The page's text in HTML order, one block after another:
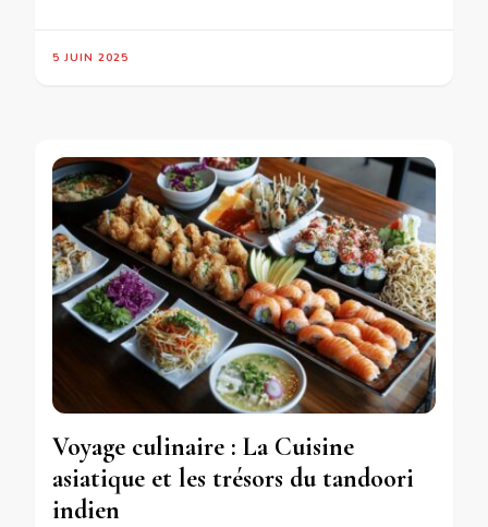
5 JUIN 2025
Voyage culinaire : La Cuisine
asiatique et les trésors du tandoori
indien